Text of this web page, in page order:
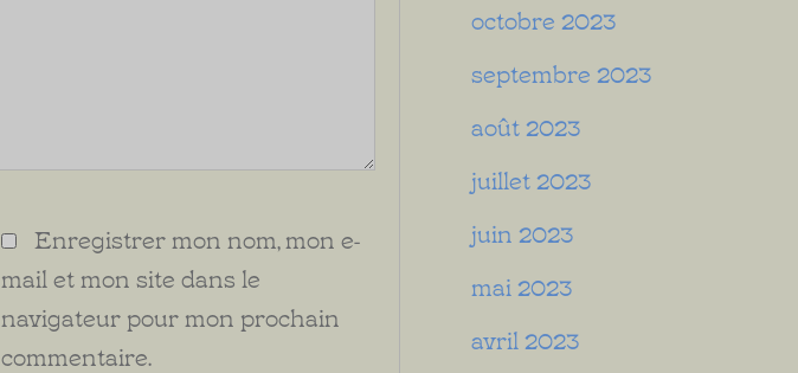
Enregistrer mon nom, mon e-
mail et mon site dans le
navigateur pour mon prochain
commentaire.
octobre 2023
septembre 2023
août 2023
juillet 2023
juin 2023
mai 2023
avril 2023